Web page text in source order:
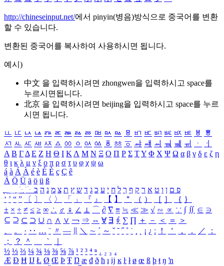
http://chineseinput.net/에서 pinyin(병음)방식으로 중국어를 변환
할 수 있습니다.
변환된 중국어를 복사하여 사용하시면 됩니다.
예시)
中文 을 입력하시려면 zhongwen을 입력하시고 space를
누르시면됩니다.
北京 을 입력하시려면 beijing을 입력하시고 space를 누르
시면 됩니다.
ㅥ ㅦ ㅧ ㅨ ㅩ ㅪ ㅫ ㅬ ㅭ ㅮ ㅯ ㅰ ㅱ ㅲ ㅳ ㅴ ㅵ ㅶ ㅷ ㅸ
ㅹ
ㅺ ㅻ ㅼ ㅽ ㅾ ㅿ ㆀ ㆁ ㆂ ㆃ ㆄ ㆅ ㆆ ㆇ ㆈ ㆉ ㆊ ㆋ ㆌ ㆍ
ㆎ
Α Β ΓΔ Ε Ζ Η Θ Ι ΚΛ Μ Ν Ξ Ο Π Ρ Σ ΤΥ Φ Χ Ψ Ω α β γ δ ε ζ η
θ ι κ λ μ ν ξ ο π ρ σ τ υ φ χ ψ ω
á à Á À é è É È ç Ç ê
Ä Ö Ü ä ö ü ß
ִֶֹ ֻּ ׁׂ פ ם ן ו ט א ר ק ף ך ל ח י ע כ ג ד ש ץ ת צ מ נ ה ב
‘ ’ “ ” 〔 〕 〈 〉 「 」 『 』 【 】 ＂ （ ） ［ ］ ｛ ｝
± × ÷ ≠ ≤ ≥ ∞ ∴ ♂ ♀ ∠ ⊥ ⌒ ∂ ∇ ≡ ≒ ≪ ≫ √ ∽ ∝ ∵ ∫ ∬ ∈ ∋
⊆ ⊇ ⊂ ⊃ ∪ ∩ ∧ ∨ ￢ ⇒ ⇔ ∀ ∃ ∮ ∑ ∏ ＋ － ＜ ＝
＞
、
。 · ‥ … ¨ 〃 ― ＼ ∼ ´ ～ ˇ ˘ ˝ ˚ ˙ ¸ ¡ ¿ ː ！ ＇ ， ． ／
：
；
？ ＾ ｀
½ ⅓ ⅔ ¼ ¾ ⅛ ⅜ ⅝ ⅞ ¹ ² ³ ⁴ ⁿ ₁ ₂ ₃ ₄
Æ Ð Ħ Ĳ Ł Ø Œ Þ Ŧ Ŋ æ đ ð ħ ı ĳ ĸ ŀ ł ø œ ß þ ŧ ŋ ŉ